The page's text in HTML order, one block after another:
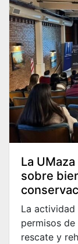
La
sobre
La actividad
permisos
rescate y